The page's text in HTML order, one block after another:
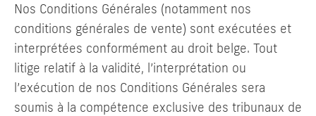
Nos Conditions Générales (notamment nos
conditions générales de vente) sont exécutées et
interprétées conformément au droit belge. Tout
litige relatif à la validité, l’interprétation ou
l’exécution de nos Conditions Générales sera
soumis à la compétence exclusive des tribunaux de